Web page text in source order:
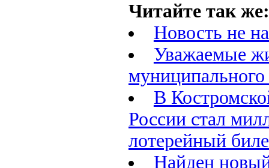
Читайте так же:
Новость не
Уважаемые
В
России стал
лотерейный
Найден